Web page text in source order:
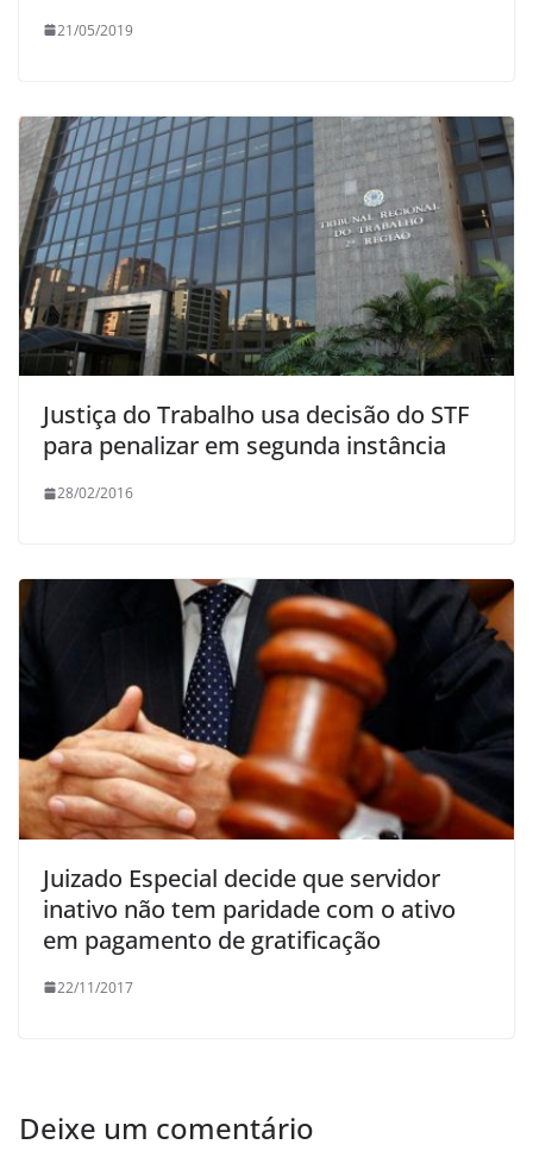
21/05/2019
Justiça do Trabalho usa decisão do STF
para penalizar em segunda instância
28/02/2016
Juizado Especial decide que servidor
inativo não tem paridade com o ativo
em pagamento de gratificação
22/11/2017
Deixe um comentário